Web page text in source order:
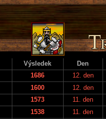
Výsledek
Den
1686
12. den
1600
12. den
1573
11. den
1538
11. den